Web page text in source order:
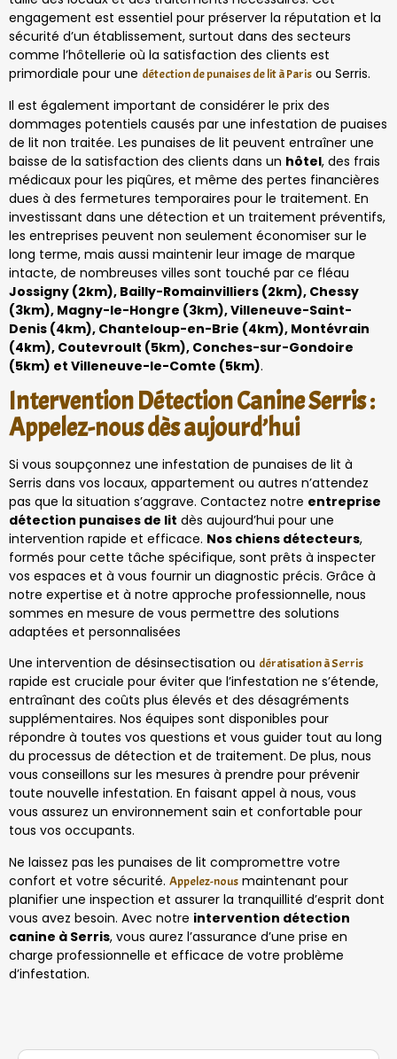
engagement est essentiel pour préserver la réputation et la
sécurité d’un établissement, surtout dans des secteurs
comme l’hôtellerie où la satisfaction des clients est
primordiale pour une détection de punaises de lit à Paris ou Serris.
Il est également important de considérer le prix des
dommages potentiels causés par une infestation de puaises
de lit non traitée. Les punaises de lit peuvent entraîner une
baisse de la satisfaction des clients dans un hôtel, des frais
médicaux pour les piqûres, et même des pertes financières
dues à des fermetures temporaires pour le traitement. En
investissant dans une détection et un traitement préventifs,
les entreprises peuvent non seulement économiser sur le
long terme, mais aussi maintenir leur image de marque
intacte, de nombreuses villes sont touché par ce fléau
Jossigny (2km), Bailly-Romainvilliers (2km), Chessy
(3km), Magny-le-Hongre (3km), Villeneuve-Saint-
Denis (4km), Chanteloup-en-Brie (4km), Montévrain
(4km), Coutevroult (5km), Conches-sur-Gondoire
(5km) et Villeneuve-le-Comte (5km).
Intervention Détection Canine Serris :
Appelez-nous dès aujourd’hui
Si vous soupçonnez une infestation de punaises de lit à
Serris dans vos locaux, appartement ou autres n’attendez
pas que la situation s’aggrave. Contactez notre entreprise
détection punaises de lit dès aujourd’hui pour une
intervention rapide et efficace. Nos chiens détecteurs,
formés pour cette tâche spécifique, sont prêts à inspecter
vos espaces et à vous fournir un diagnostic précis. Grâce à
notre expertise et à notre approche professionnelle, nous
sommes en mesure de vous permettre des solutions
adaptées et personnalisées
Une intervention de désinsectisation ou dératisation à Serris
rapide est cruciale pour éviter que l’infestation ne s’étende,
entraînant des coûts plus élevés et des désagréments
supplémentaires. Nos équipes sont disponibles pour
répondre à toutes vos questions et vous guider tout au long
du processus de détection et de traitement. De plus, nous
vous conseillons sur les mesures à prendre pour prévenir
toute nouvelle infestation. En faisant appel à nous, vous
vous assurez un environnement sain et confortable pour
tous vos occupants.
Ne laissez pas les punaises de lit compromettre votre
confort et votre sécurité. Appelez-nous maintenant pour
planifier une inspection et assurer la tranquillité d’esprit dont
vous avez besoin. Avec notre intervention détection
canine à Serris, vous aurez l’assurance d’une prise en
charge professionnelle et efficace de votre problème
d’infestation.